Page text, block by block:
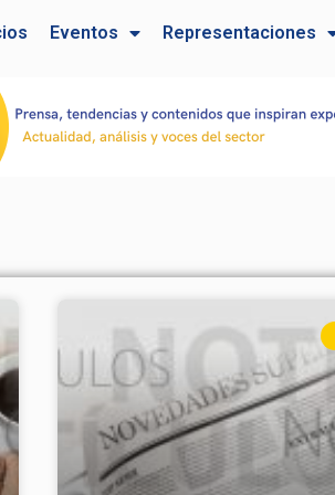
Eventos Representaciones